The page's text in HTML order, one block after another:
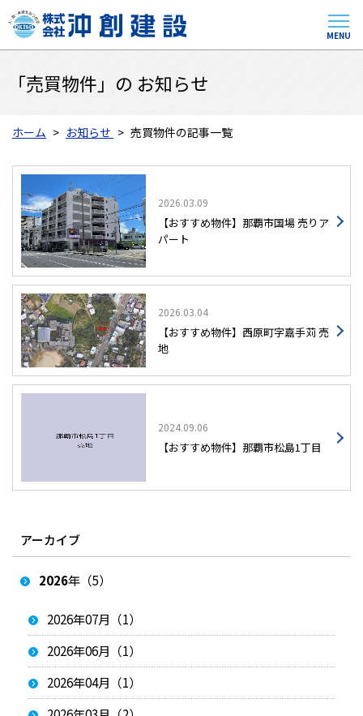
MENU
「売買物件」の お知らせ
ホーム お知らせ 売買物件の記事一覧
2026.03.09
【おすすめ物件】那覇市国場 売りア
パート
2026.03.04
【おすすめ物件】西原町字嘉手苅 売
地
2024.09.06
【おすすめ物件】那覇市松島1丁目
アーカイブ
2026年（5）
2026年07月（1）
2026年06月（1）
2026年04月（1）